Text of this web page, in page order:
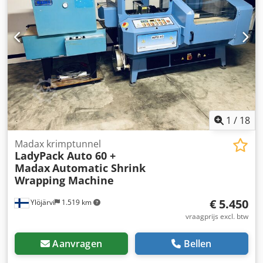
1 / 18
Ylöjärvi 1.519 km
Madax krimptunnel
LadyPack Auto 60 +
MadaxAutomatic Shrink
Wrapping Machine
€ 5.450
vraagprijs excl. btw
Aanvragen Bellen